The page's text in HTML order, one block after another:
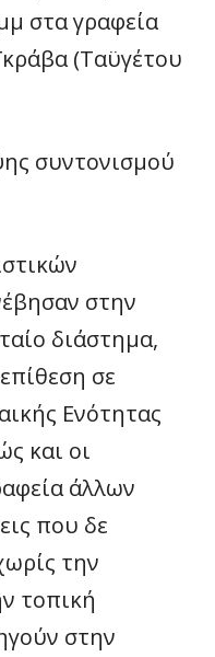
στα γραφεία
(Ταϋγέτου
συντονισμού
στην
διάστημα,
σε
Ενότητας
και οι
άλλων
που δε
την
τοπική
στην